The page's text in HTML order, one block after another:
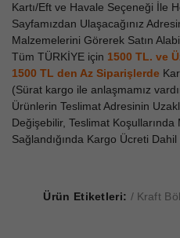
Kartı/Eft ve Havale Seçeneği İle
Sayfamızdan Ulaşacağınız
Malzemelerini Görerek Satın
Tüm TÜRKİYE için 1500 TL. ve
1500 TL den Az Siparişlerde
(Sürat kargo ile anlaşmamız
Ürünlerin Teslimat Adresinin
Değişebilir, Teslimat
Sağlandığında Kargo Ücreti
Ürün Etiketleri: Kraft